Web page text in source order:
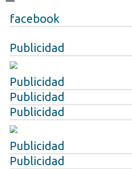
facebook
Publicidad
Publicidad
Publicidad
Publicidad
Publicidad
Publicidad